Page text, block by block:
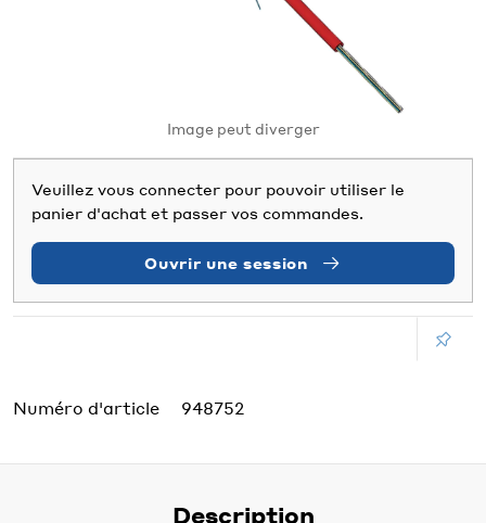
Image peut diverger
Veuillez vous connecter pour pouvoir utiliser le
panier d'achat et passer vos commandes.
Ouvrir une session
Numéro d'article 948752
Description